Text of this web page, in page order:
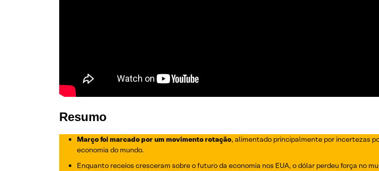
Resumo
Março foi marcado por um movimento rotação, alimentado principalmente por incertezas
economia do mundo.
Enquanto receios cresceram sobre o futuro da economia nos EUA, o dólar perdeu força no